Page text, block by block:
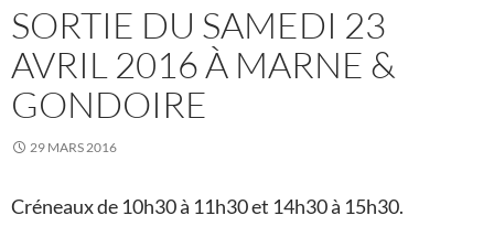
SORTIE DU SAMEDI 23
AVRIL 2016 À MARNE &
GONDOIRE
29 MARS 2016
Créneaux de 10h30 à 11h30 et 14h30 à 15h30.